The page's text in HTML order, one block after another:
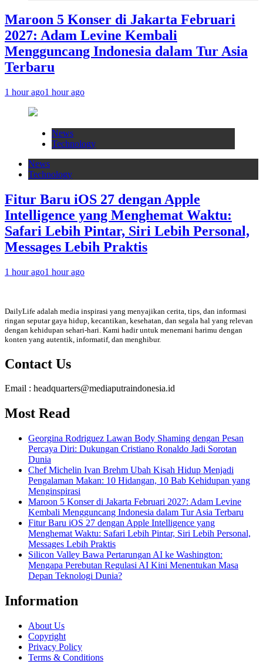
Maroon 5 Konser di Jakarta Februari
2027: Adam Levine Kembali
Mengguncang Indonesia dalam Tur Asia
Terbaru
1 hour ago1 hour ago
News
Technology
News
Technology
Fitur Baru iOS 27 dengan Apple
Intelligence yang Menghemat Waktu:
Safari Lebih Pintar, Siri Lebih Personal,
Messages Lebih Praktis
1 hour ago1 hour ago
DailyLife adalah media inspirasi yang menyajikan cerita, tips, dan informasi
ringan seputar gaya hidup, kecantikan, kesehatan, dan segala hal yang relevan
dengan kehidupan sehari-hari. Kami hadir untuk menemani harimu dengan
konten yang autentik, informatif, dan menghibur.
Contact Us
Email : headquarters@mediaputraindonesia.id
Most Read
Georgina Rodriguez Lawan Body Shaming dengan Pesan
Percaya Diri: Dukungan Cristiano Ronaldo Jadi Sorotan
Dunia
Chef Michelin Ivan Brehm Ubah Kisah Hidup Menjadi
Pengalaman Makan: 10 Hidangan, 10 Bab Kehidupan yang
Menginspirasi
Maroon 5 Konser di Jakarta Februari 2027: Adam Levine
Kembali Mengguncang Indonesia dalam Tur Asia Terbaru
Fitur Baru iOS 27 dengan Apple Intelligence yang
Menghemat Waktu: Safari Lebih Pintar, Siri Lebih Personal,
Messages Lebih Praktis
Silicon Valley Bawa Pertarungan AI ke Washington:
Mengapa Perebutan Regulasi AI Kini Menentukan Masa
Depan Teknologi Dunia?
Information
About Us
Copyright
Privacy Policy
Terms & Conditions